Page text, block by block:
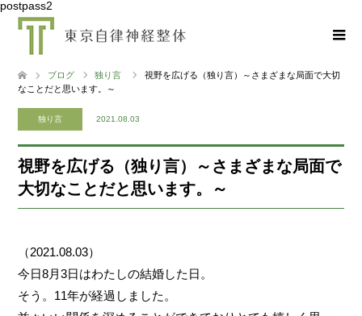
postpass2
ブログ 独り言
視野を広げる（独り言）～さまざまな局面で大切
なことだと思います。～
独り言 2021.08.03
視野を広げる（独り言）～さまざまな局面で
大切なことだと思います。～
（2021.08.03）
今日8月3日はわたしの結婚した日。
そう。11年が経過しました。